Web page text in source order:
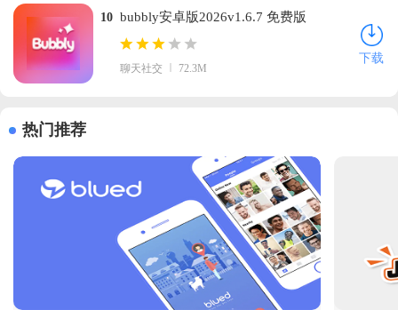
10 bubbly安卓版2026v1.6.7 免费版
聊天社交 72.3M
下载
热门推荐